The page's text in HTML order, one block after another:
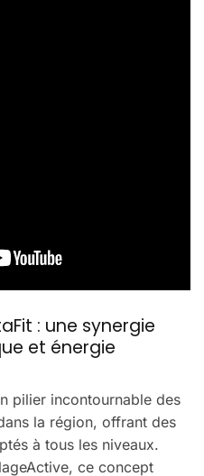
: une synergie
et énergie
pilier incontournable des
la région, offrant des
à tous les niveaux.
ce concept